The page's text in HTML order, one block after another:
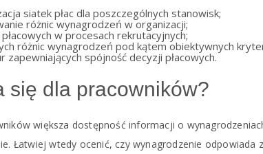
siatek płac dla poszczególnych stanowisk;
różnic wynagrodzeń w organizacji;
w procesach rekrutacyjnych;
różnic wynagrodzeń pod kątem obiektywnych
zapewniających spójność decyzji płacowych.
się dla pracowników?
większa dostępność informacji o
Łatwiej wtedy ocenić, czy wynagrodzenie odpowiada